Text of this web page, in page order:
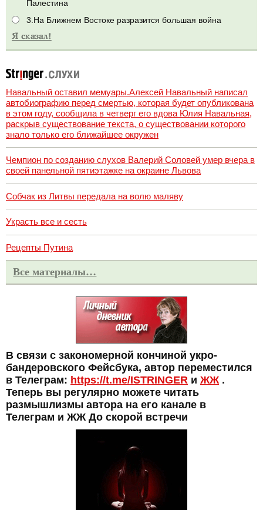
Палестина
3.На Ближнем Востоке разразится большая война
Навальный оставил мемуары.Алексей Навальный написал
автобиографию перед смертью, которая будет опубликована
в этом году, сообщила в четверг его вдова Юлия Навальная,
раскрыв существование текста, о существовании которого
знало только его ближайшее окружен
Чемпион по созданию слухов Валерий Соловей умер вчера в
своей панельной пятиэтажке на окраине Львова
Собчак из Литвы передала на волю маляву
Украсть все и сесть
Рецепты Путина
Все материалы…
В связи с закономерной кончиной укро-
бандеровского Фейсбука, автор переместился
в Телеграм: https://t.me/ISTRINGER и ЖЖ.
Теперь вы регулярно можете читать
размышлизмы автора на его канале в
Телеграм и ЖЖ До скорой встречи